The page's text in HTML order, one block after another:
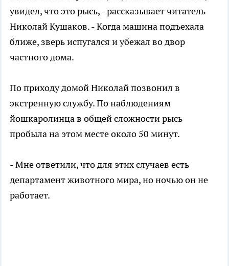
увидел, что это рысь, - рассказывает читатель
Николай Кушаков. - Когда машина подъехала
ближе, зверь испугался и убежал во двор
частного дома.
По приходу домой Николай позвонил в
экстренную службу.По наблюдениям
йошкаролинца в общей сложности рысь
пробыла на этом месте около 50 минут.
- Мне ответили, что для этих случаев есть
департамент животного мира, но ночью он не
работает.